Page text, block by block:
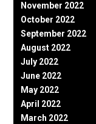
November 2022
October 2022
September 2022
August 2022
July 2022
June 2022
May 2022
April 2022
March 2022